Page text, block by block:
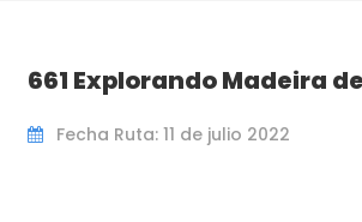
661 Explorando Madeira
Fecha Ruta: 11 de julio 2022